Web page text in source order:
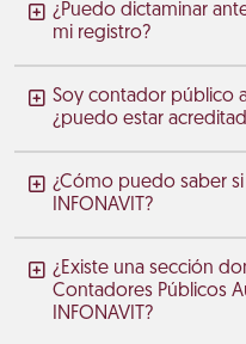
¿Puedo dictaminar
mi registro?
Soy contador público
¿puedo estar
¿Cómo puedo saber
INFONAVIT?
¿Existe una sección
Contadores Públicos
INFONAVIT?